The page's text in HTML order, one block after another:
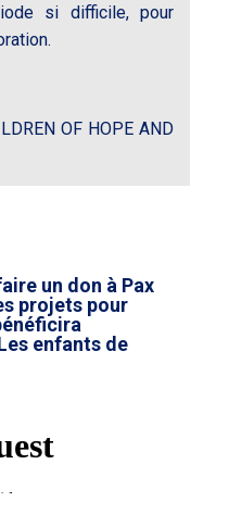
si difficile, pour
OF HOPE AND
un don à Pax
projets pour
enfants de